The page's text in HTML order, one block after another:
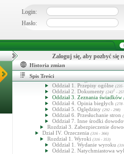
Login:
Hasło:
Zaloguj się, aby pozbyć się
Historia zmian
Spis Treści
Rozdział 6. Zawieszenie
Dział II. Postępowanie przed
(183 1 2
Rozdział 1. Mediacja i
(183 - 183 )
Oddział 2. Postępowanie
Rozdział 2. Pozew(186 - 205)
Rozdział 2a. Organizacja
Rozdział 3. Rozprawa
Dział III. Dowody
Rozdział 1. Przedmiot i ocena
Rozdział 2. Postępowanie
Oddział 1. Przepisy ogólne (235
Oddział 2. Dokumenty (2431 -
Oddział 3. Zeznania świadków
Oddział 4. Opinia biegłych (278
Oddział 5. Oględziny (292 - 298)
Oddział 6. Przesłuchanie stron
Oddział 7. Inne środki
Rozdział 3. Zabezpieczenie
Dział IV. Orzeczenia (316 - 366)
Rozdział 1. Wyroki (316 - 353)
Oddział 1. Wydanie wyroku
Oddział 2. Natychmiastowa